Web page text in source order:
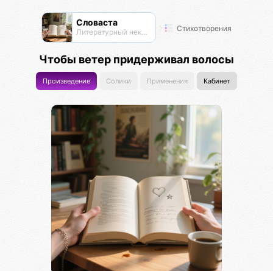
Словаста
Литературный нексус Стихотворения
Чтобы ветер придерживал волосы
Произведение Солики Применения Кабинет